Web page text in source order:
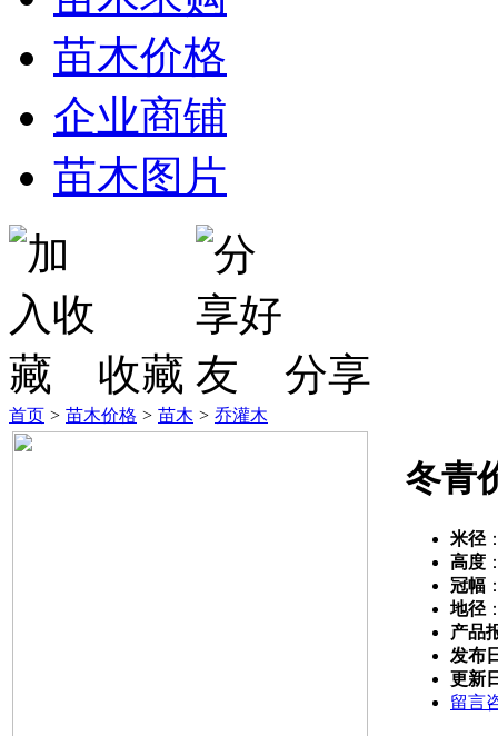
苗木价格
企业商铺
苗木图片
收藏 分享
首页 > 苗木价格 > 苗木 > 乔灌木
冬青
米径
高度
冠幅
地径
产品
发布
更新
留言